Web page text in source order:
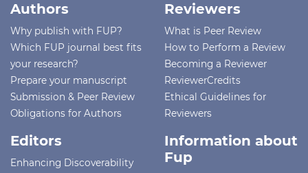
Authors
Why publish with FUP?
Which FUP journal best fits
your research?
Prepare your manuscript
Submission & Peer Review
Obligations for Authors
Reviewers
What is Peer Review
How to Perform a Review
Becoming a Reviewer
ReviewerCredits
Ethical Guidelines for
Reviewers
Editors
Enhancing Discoverability
Information about
Fup